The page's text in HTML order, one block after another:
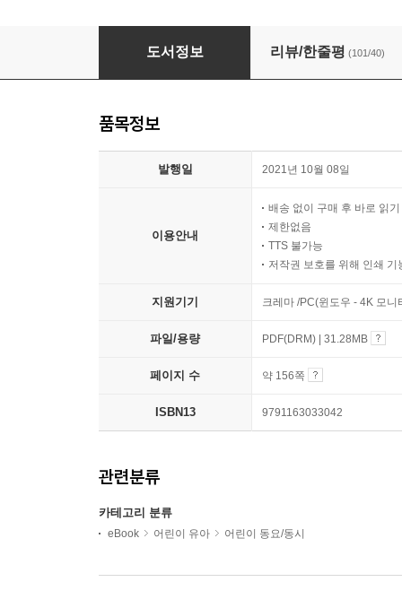
바쁜 3, 4학년을 위한 빠른 곱셈
도서정보 리뷰/한줄평 (101/40)
품목정보
발행일 2021년 10월 08일
이용안내
배송 없이 구매 후 바로 읽기
제한없음
TTS 불가능
저작권 보호를 위해 인쇄 기
지원기기 크레마 /PC(윈도우 - 4K 모
파일/용량 PDF(DRM) | 31.28MB
페이지 수 약 156쪽
ISBN13 9791163033042
관련분류
카테고리 분류
eBook 어린이 유아 어린이 동요/동시